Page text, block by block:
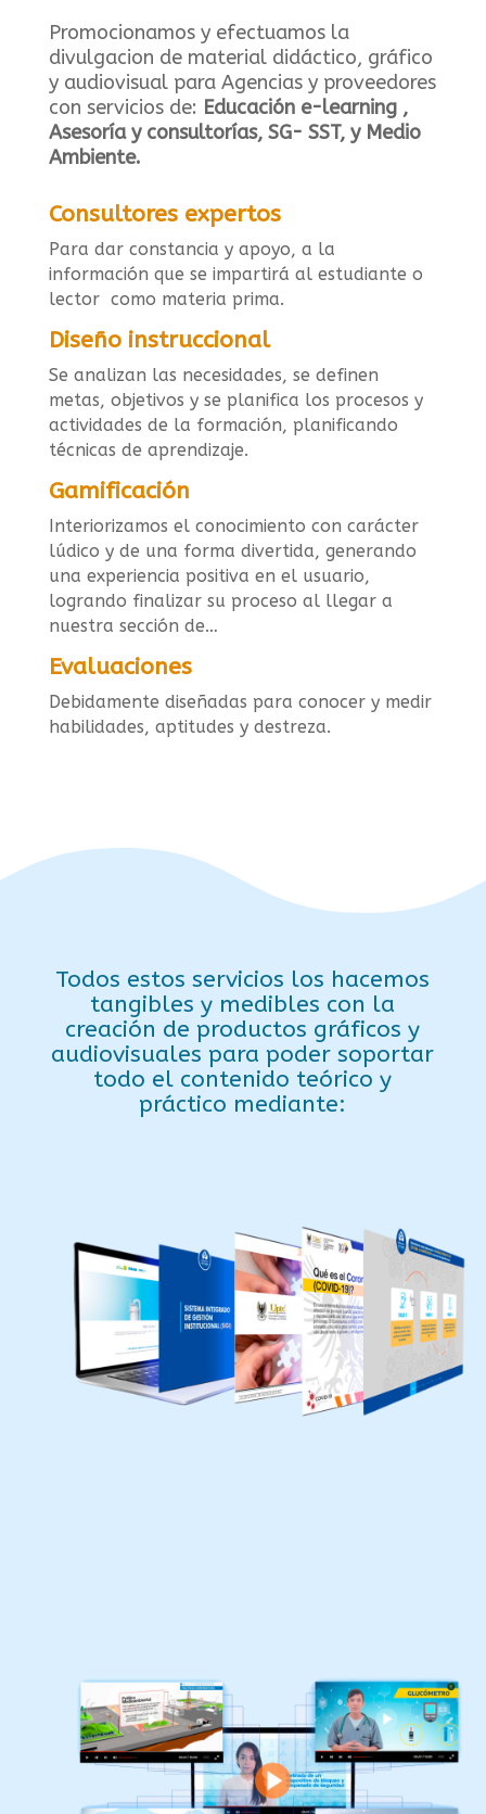
Promocionamos y efectuamos la
divulgacion de material didáctico, gráfico
y audiovisual para Agencias y proveedores
con servicios de: Educación e-learning ,
Asesoría y consultorías, SG- SST, y Medio
Ambiente.
Consultores expertos
Para dar constancia y apoyo, a la
información que se impartirá al estudiante o
lector como materia prima.
Diseño instruccional
Se analizan las necesidades, se definen
metas, objetivos y se planifica los procesos y
actividades de la formación, planificando
técnicas de aprendizaje.
Gamificación
Interiorizamos el conocimiento con carácter
lúdico y de una forma divertida, generando
una experiencia positiva en el usuario,
logrando finalizar su proceso al llegar a
nuestra sección de…
Evaluaciones
Debidamente diseñadas para conocer y medir
habilidades, aptitudes y destreza.
Todos estos servicios los hacemos
tangibles y medibles con la
creación de productos gráficos y
audiovisuales para poder soportar
todo el contenido teórico y
práctico mediante: